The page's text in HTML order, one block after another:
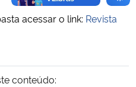
acessar o link: Revista
conteúdo: